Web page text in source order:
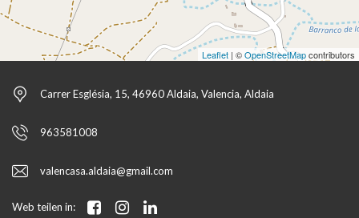
Leaflet | ©OpenStreetMapcontributors
Carrer Església, 15, 46960 Aldaia, Valencia, Aldaia
963581008
valencasa.aldaia@gmail.com
Web teilen in: